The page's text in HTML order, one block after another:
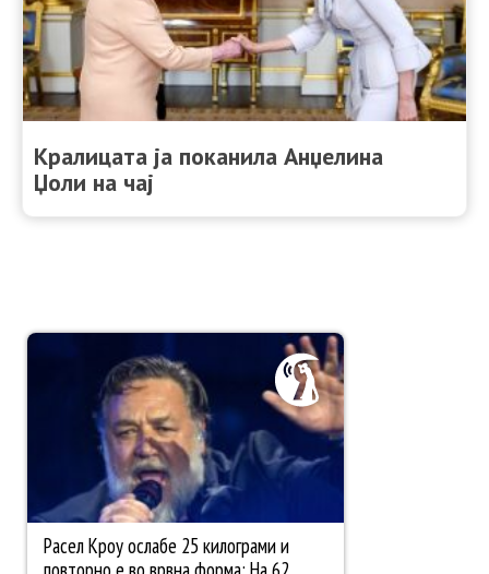
Кралицата ја поканила Анџелина
Џоли на чај